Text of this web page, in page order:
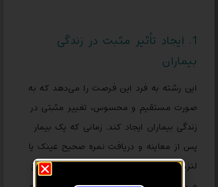
1. ایجاد تأثیر مثبت در زندگی
بیماران
این رشته به فرد این فرصت را می‌دهد که به
صورت مستقیم و محسوس، تغییر مثبتی در
زندگی بیماران ایجاد کند. زمانی که یک بیمار
پس از معاینه و دریافت نمره صحیح عینک یا
لنز، برای اولین‌بار دنیای اطراف خود را واضح